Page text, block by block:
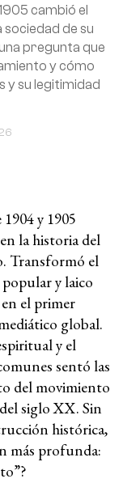
cambió el
de su
pregunta que
y cómo
y su legitimidad
y 1905
la historia del
Transformó el
y laico
el primer
global.
y el
sentó las
del movimiento
siglo XX. Sin
histórica,
más profunda: